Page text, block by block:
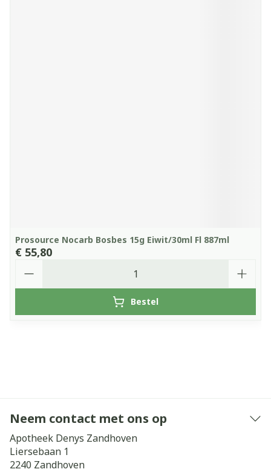
Prosource Nocarb Bosbes 15g Eiwit/30ml Fl 887ml
€ 55,80
Bestel
Neem contact met ons op
Apotheek Denys Zandhoven
Liersebaan 1
2240 Zandhoven